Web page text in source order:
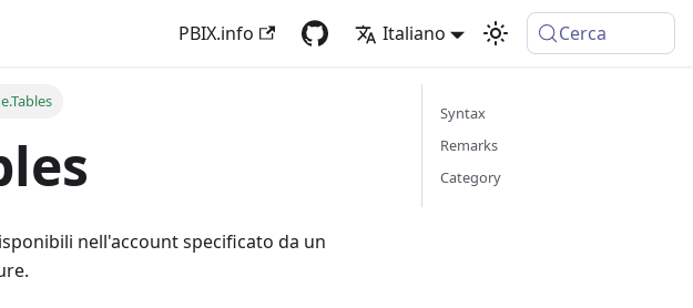
PBIX.info Italiano Cerca
nell'account specificato da un
Syntax
Remarks
Category